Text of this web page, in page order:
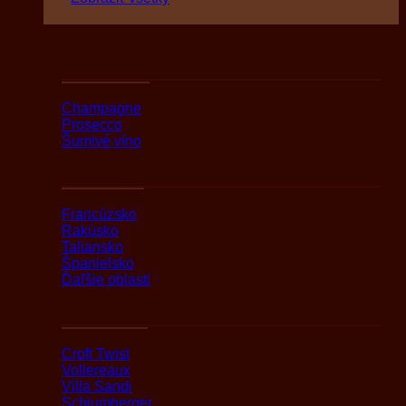
Champagne
Prosecco
Šumivé víno
Francúzsko
Rakúsko
Taliansko
Španielsko
Ďaľšie oblasti
Croft Twist
Vollereaux
Villa Sandi
Schlumberger